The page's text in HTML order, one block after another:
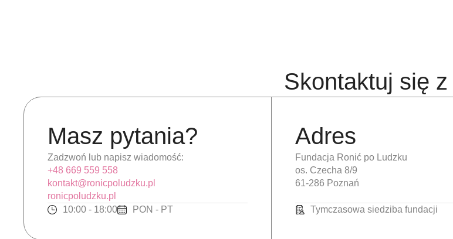
Skontaktuj się z
Masz pytania?
Zadzwoń lub napisz wiadomość:
+48 669 559 558
kontakt@ronicpoludzku.pl
ronicpoludzku.pl
10:00 - 18:00
PON - PT
Adres
Fundacja Ronić po Ludzku
os. Czecha 8/9
61-286 Poznań
Tymczasowa siedziba fundacji